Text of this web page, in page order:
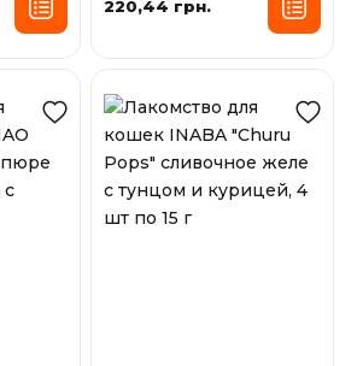
220,44 грн.